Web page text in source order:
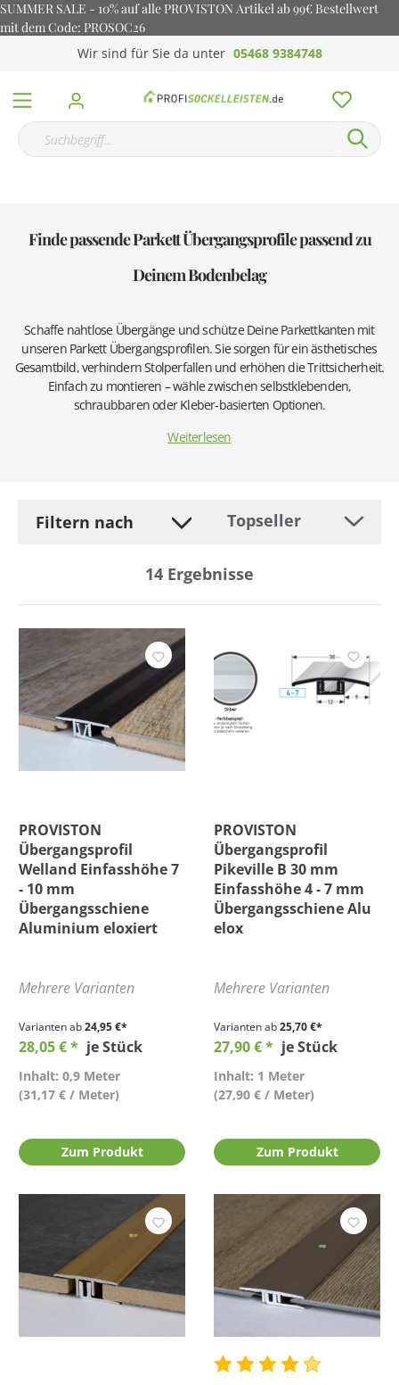
SUMMER SALE - 10% auf alle PROVISTON Artikel ab 99€ Bestellwert
mit dem Code: PROSOC26
Wir sind für Sie da unter 05468 9384748
Finde passende Parkett Übergangsprofile passend zu
Deinem Bodenbelag
Schaffe nahtlose Übergänge und schütze Deine Parkettkanten mit
unseren Parkett Übergangsprofilen. Sie sorgen für ein ästhetisches
Gesamtbild, verhindern Stolperfallen und erhöhen die Trittsicherheit.
Einfach zu montieren – wähle zwischen selbstklebenden,
schraubbaren oder Kleber-basierten Optionen.
Weiterlesen
Filtern nach
14 Ergebnisse
Befestigung
Breite
Länge
Material
Preis
Bewertung mind.
PROVISTON
Übergangsprofil
Welland Einfasshöhe 7
- 10 mm
Übergangsschiene
Aluminium eloxiert
Mehrere Varianten
Varianten ab24,95 €*
28,05 € * je Stück
Inhalt: 0,9 Meter
(31,17 € / Meter)
Zum Produkt
PROVISTON
Übergangsprofil
Pikeville B 30 mm
Einfasshöhe 4 - 7 mm
Übergangsschiene Alu
elox
Mehrere Varianten
Varianten ab25,70 €*
27,90 € * je Stück
Inhalt: 1 Meter
(27,90 € / Meter)
Zum Produkt